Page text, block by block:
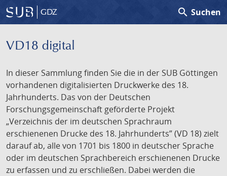
GDZ search Suchen
VD18 digital
In dieser Sammlung finden Sie die in der SUB Göttingen
vorhandenen digitalisierten Druckwerke des 18.
Jahrhunderts. Das von der Deutschen
Forschungsgemeinschaft geförderte Projekt
„Verzeichnis der im deutschen Sprachraum
erschienenen Drucke des 18. Jahrhunderts” (VD 18) zielt
darauf ab, alle von 1701 bis 1800 in deutscher Sprache
oder im deutschen Sprachbereich erschienenen Drucke
zu erfassen und zu erschließen. Dabei werden die